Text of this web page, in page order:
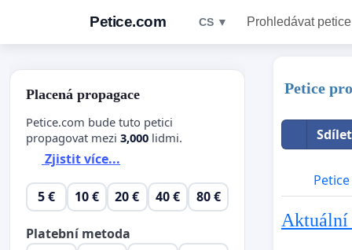
Petice.com CS ▼ Prohledávat petice
Petice
Petice
Aktuální
Placená propagace
Petice.com bude tuto petici
propagovat mezi 3,000 lidmi.
Zjistit více...
5 € 10 € 20 € 40 € 80 €
Platební metoda